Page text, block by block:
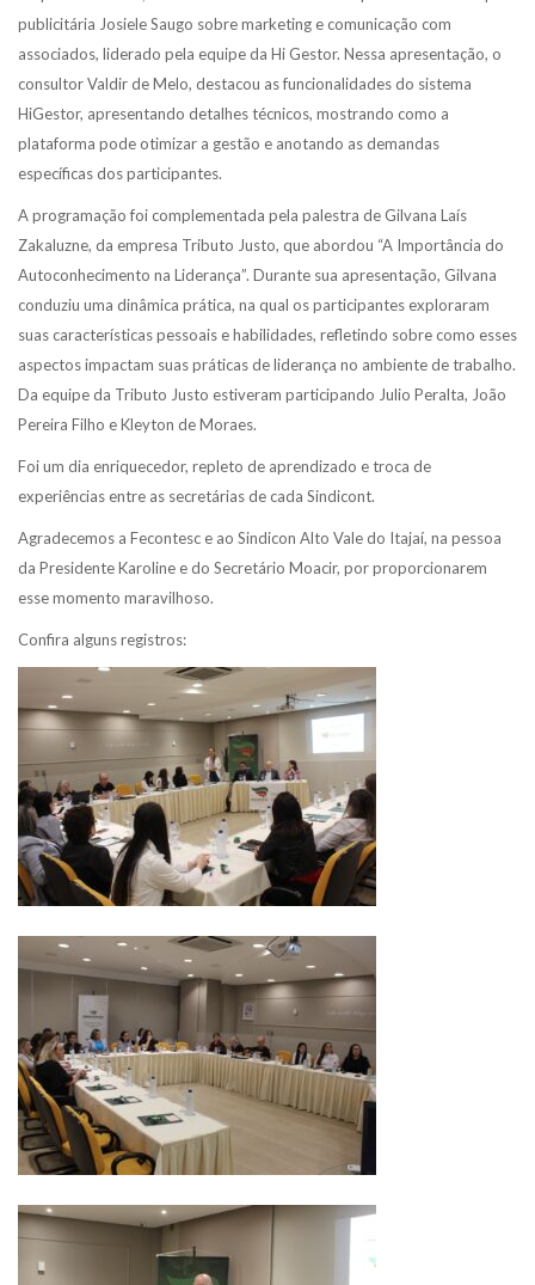
publicitária Josiele Saugo sobre marketing e comunicação com
associados, liderado pela equipe da Hi Gestor. Nessa apresentação, o
consultor Valdir de Melo, destacou as funcionalidades do sistema
HiGestor, apresentando detalhes técnicos, mostrando como a
plataforma pode otimizar a gestão e anotando as demandas
específicas dos participantes.
A programação foi complementada pela palestra de Gilvana Laís
Zakaluzne, da empresa Tributo Justo, que abordou “A Importância do
Autoconhecimento na Liderança”. Durante sua apresentação, Gilvana
conduziu uma dinâmica prática, na qual os participantes exploraram
suas características pessoais e habilidades, refletindo sobre como esses
aspectos impactam suas práticas de liderança no ambiente de trabalho.
Da equipe da Tributo Justo estiveram participando Julio Peralta, João
Pereira Filho e Kleyton de Moraes.
Foi um dia enriquecedor, repleto de aprendizado e troca de
experiências entre as secretárias de cada Sindicont.
Agradecemos a Fecontesc e ao Sindicon Alto Vale do Itajaí, na pessoa
da Presidente Karoline e do Secretário Moacir, por proporcionarem
esse momento maravilhoso.
Confira alguns registros: